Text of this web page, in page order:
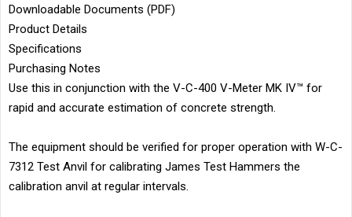
Downloadable Documents (PDF)
Product Details
Specifications
Purchasing Notes
Use this in conjunction with the V-C-400 V-Meter MK IV™ for
rapid and accurate estimation of concrete strength.
The equipment should be verified for proper operation with W-C-
7312 Test Anvil for calibrating James Test Hammers the
calibration anvil at regular intervals.